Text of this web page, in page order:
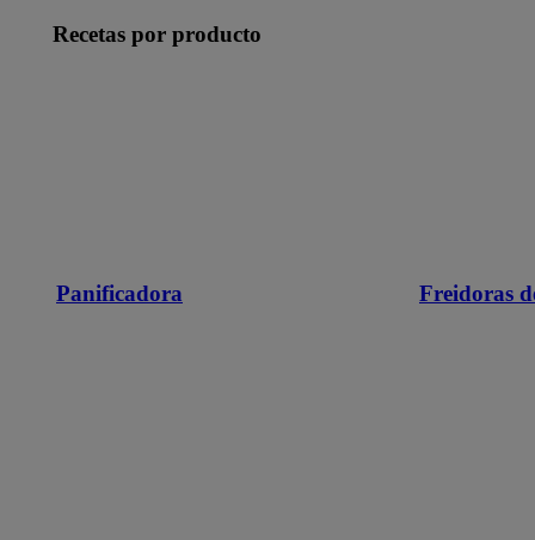
Recetas por producto
Panificadora Freidoras